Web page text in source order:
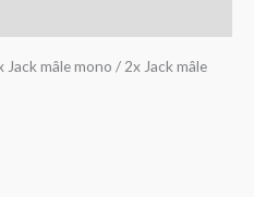
mâle mono / 2x Jack mâle